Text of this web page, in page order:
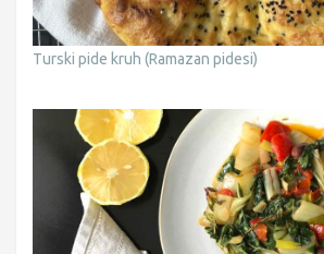
Turski pide kruh (Ramazan pidesi)